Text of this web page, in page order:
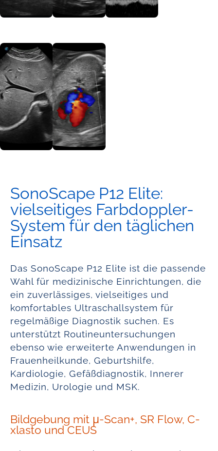
SonoScape P12 Elite:
vielseitiges Farbdoppler-
System für den täglichen
Einsatz
Das SonoScape P12 Elite ist die passende
Wahl für medizinische Einrichtungen, die
ein zuverlässiges, vielseitiges und
komfortables Ultraschallsystem für
regelmäßige Diagnostik suchen. Es
unterstützt Routineuntersuchungen
ebenso wie erweiterte Anwendungen in
Frauenheilkunde, Geburtshilfe,
Kardiologie, Gefäßdiagnostik, Innerer
Medizin, Urologie und MSK.
Bildgebung mit μ-Scan+, SR Flow, C-
xlasto und CEUS